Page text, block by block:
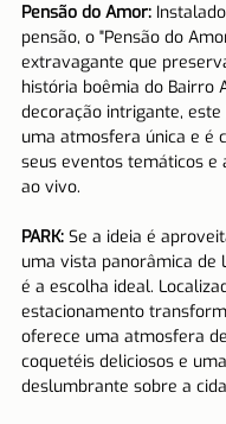
Pensão do Amor:
pensão, o "Pensão do
extravagante que
história boêmia do Bairro
decoração intrigante,
uma atmosfera única e é
seus eventos temáticos e
ao vivo.
PARK: Se a ideia é
uma vista panorâmica de
é a escolha ideal.
estacionamento
oferece uma atmosfera
coquetéis deliciosos e
deslumbrante sobre a